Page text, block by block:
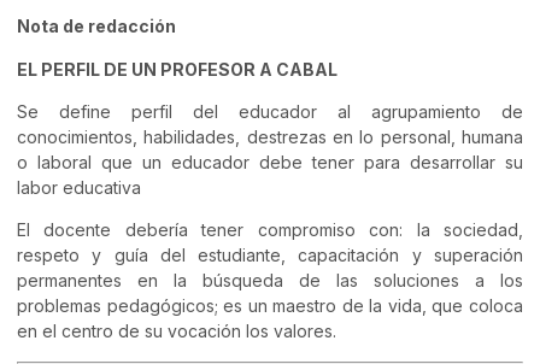
Nota de redacción
EL PERFIL DE UN PROFESOR A CABAL
Se define perfil del educador al agrupamiento de
conocimientos, habilidades, destrezas en lo personal, humana
o laboral que un educador debe tener para desarrollar su
labor educativa
El docente debería tener compromiso con: la sociedad,
respeto y guía del estudiante, capacitación y superación
permanentes en la búsqueda de las soluciones a los
problemas pedagógicos; es un maestro de la vida, que coloca
en el centro de su vocación los valores.